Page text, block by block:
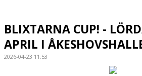
ALVIK PLUSKORT
KONTAKT
BLIXTARNA CUP! -
APRIL I
2026-04-23 11:53